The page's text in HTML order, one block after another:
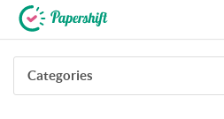
+49 721 50 95 79 69
Categories